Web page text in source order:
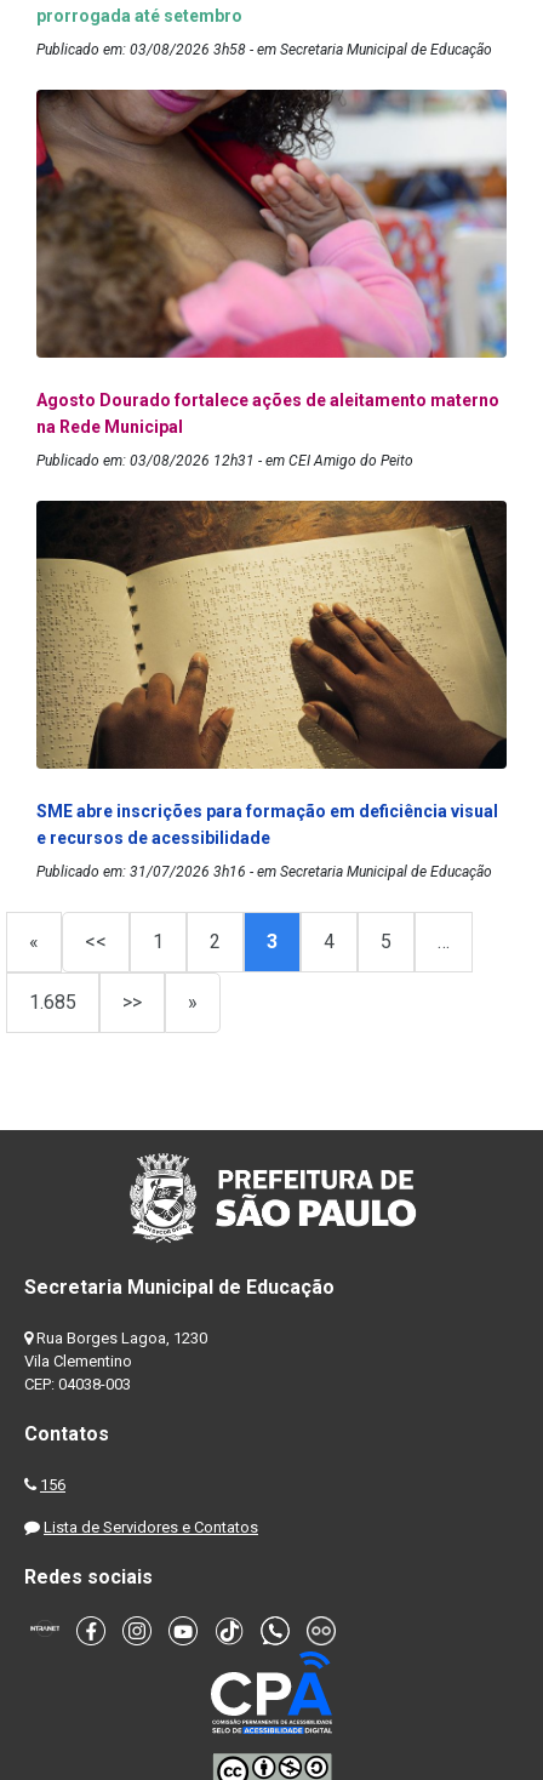
prorrogada até setembro
Publicado em: 03/08/2026 3h58 - em Secretaria Municipal de Educação
Agosto Dourado fortalece ações de aleitamento materno
na Rede Municipal
Publicado em: 03/08/2026 12h31 - em CEI Amigo do Peito
SME abre inscrições para formação em deficiência visual
e recursos de acessibilidade
Publicado em: 31/07/2026 3h16 - em Secretaria Municipal de Educação
« << 1 2 3 4 5 …
1.685 >> »
Secretaria Municipal de Educação
Rua Borges Lagoa, 1230
Vila Clementino
CEP: 04038-003
Contatos
156
Lista de Servidores e Contatos
Redes sociais